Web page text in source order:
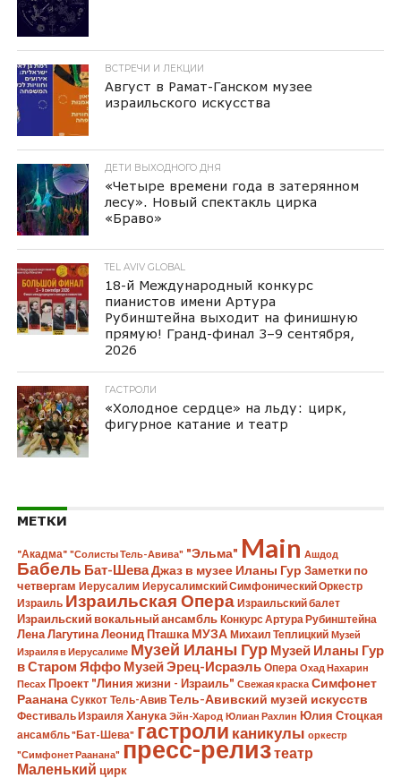
ВСТРЕЧИ И ЛЕКЦИИ
Август в Рамат-Ганском музее
израильского искусства
ДЕТИ ВЫХОДНОГО ДНЯ
«Четыре времени года в затерянном
лесу». Новый спектакль цирка
«Браво»
TEL AVIV GLOBAL
18-й Международный конкурс
пианистов имени Артура
Рубинштейна выходит на финишную
прямую! Гранд-финал 3–9 сентября,
2026
ГАСТРОЛИ
«Холодное сердце» на льду: цирк,
фигурное катание и театр
МЕТКИ
"Акадма" "Солисты Тель-Авива" "Эльма" Main Ашдод
Бабель Бат-ШеваДжаз в музее Иланы Гур Заметки по
четвергам Иерусалим Иерусалимский Симфонический Оркестр
Израиль Израильская Опера Израильский балет
Израильский вокальный ансамбль Конкурс Артура Рубинштейна
Лена Лагутина Леонид Пташка МУЗА Михаил Теплицкий Музей
Израиля в Иерусалиме Музей Иланы Гур Музей Иланы Гур
в Старом Яффо Музей Эрец-Исраэль Опера Охад Нахарин
Песах Проект "Линия жизни - Израиль" Свежая краска Симфонет
Раанана Суккот Тель-Авив Тель-Авивский музей искусств
Фестиваль Израиля Ханука Эйн-Харод Юлиан Рахлин Юлия Стоцкая
ансамбль "Бат-Шева" гастроли каникулы оркестр
"Симфонет Раанана" пресс-релизтеатр
Маленький цирк